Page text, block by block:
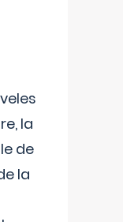
la
de
la